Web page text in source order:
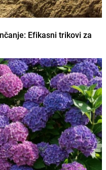
Efikasni trikovi za